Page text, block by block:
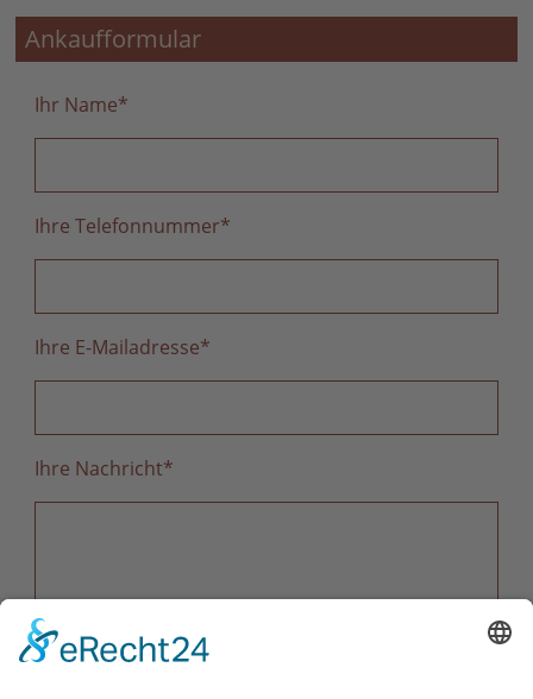
Ankaufformular
Ihr Name*
Ihre Telefonnummer*
Ihre E-Mailadresse*
Ihre Nachricht*